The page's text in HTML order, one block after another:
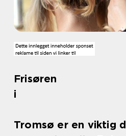
Frisøren
i
Tromsø er en viktig